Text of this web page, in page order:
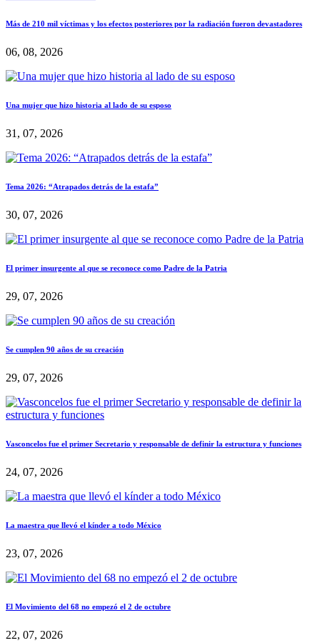
Más de 210 mil víctimas y los efectos posteriores por la radiación fueron devastadores
06, 08, 2026
Una mujer que hizo historia al lado de su esposo
31, 07, 2026
Tema 2026: “Atrapados detrás de la estafa”
30, 07, 2026
El primer insurgente al que se reconoce como Padre de la Patria
29, 07, 2026
Se cumplen 90 años de su creación
29, 07, 2026
Vasconcelos fue el primer Secretario y responsable de definir la estructura y funciones
24, 07, 2026
La maestra que llevó el kínder a todo México
23, 07, 2026
El Movimiento del 68 no empezó el 2 de octubre
22, 07, 2026